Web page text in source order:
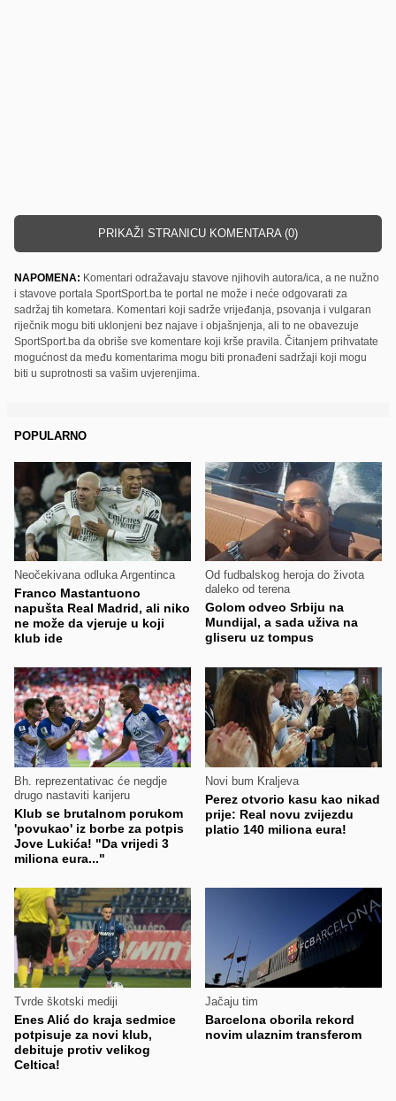
PRIKAŽI STRANICU KOMENTARA (0)
NAPOMENA: Komentari odražavaju stavove njihovih autora/ica, a ne nužno
i stavove portala SportSport.ba te portal ne može i neće odgovarati za
sadržaj tih kometara. Komentari koji sadrže vrijeđanja, psovanja i vulgaran
riječnik mogu biti uklonjeni bez najave i objašnjenja, ali to ne obavezuje
SportSport.ba da obriše sve komentare koji krše pravila. Čitanjem prihvatate
mogućnost da među komentarima mogu biti pronađeni sadržaji koji mogu
biti u suprotnosti sa vašim uvjerenjima.
POPULARNO
Neočekivana odluka Argentinca
Franco Mastantuono
napušta Real Madrid, ali niko
ne može da vjeruje u koji
klub ide
Od fudbalskog heroja do života
daleko od terena
Golom odveo Srbiju na
Mundijal, a sada uživa na
gliseru uz tompus
Bh. reprezentativac će negdje
drugo nastaviti karijeru
Klub se brutalnom porukom
'povukao' iz borbe za potpis
Jove Lukića! "Da vrijedi 3
miliona eura..."
Novi bum Kraljeva
Perez otvorio kasu kao nikad
prije: Real novu zvijezdu
platio 140 miliona eura!
Tvrde škotski mediji
Enes Alić do kraja sedmice
potpisuje za novi klub,
debituje protiv velikog
Celtica!
Jačaju tim
Barcelona oborila rekord
novim ulaznim transferom